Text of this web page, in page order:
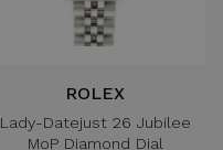
ROLEX
Lady-Datejust 26 Jubilee
MoP Diamond Dial